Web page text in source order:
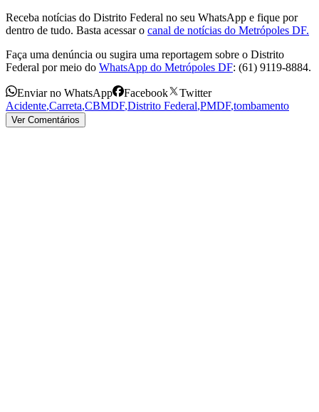
Receba notícias do Distrito Federal no seu WhatsApp e fique por
dentro de tudo. Basta acessar o canal de notícias do Metrópoles DF.
Faça uma denúncia ou sugira uma reportagem sobre o Distrito
Federal por meio do WhatsApp do Metrópoles DF: (61) 9119-8884.
Enviar no WhatsApp Facebook
Twitter
Acidente,Carreta,CBMDF,Distrito Federal,PMDF,tombamento
Ver Comentários